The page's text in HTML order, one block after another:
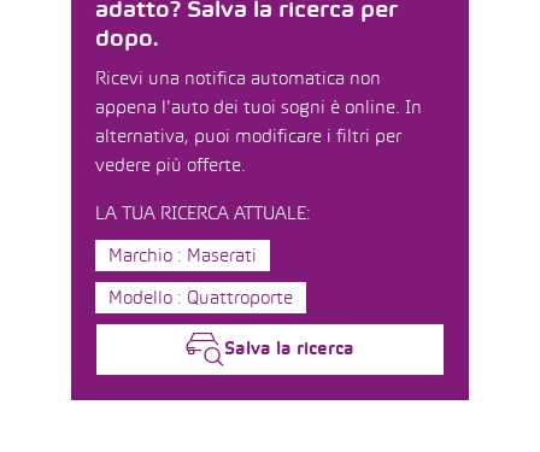
adatto? Salva la ricerca per
dopo.
Ricevi una notifica automatica non
appena l'auto dei tuoi sogni è online. In
alternativa, puoi modificare i filtri per
vedere più offerte.
LA TUA RICERCA ATTUALE:
Marchio : Maserati
Modello : Quattroporte
Salva la ricerca